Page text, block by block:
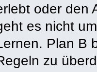
oder den
es nicht
Plan B
zu